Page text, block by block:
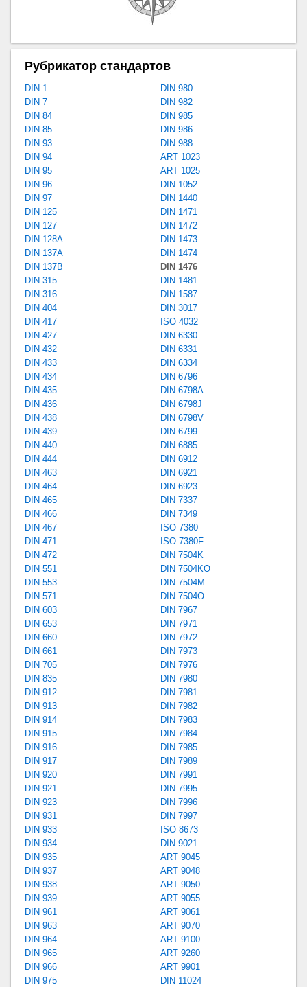
Рубрикатор стандартов
DIN 1
DIN 7
DIN 84
DIN 85
DIN 93
DIN 94
DIN 95
DIN 96
DIN 97
DIN 125
DIN 127
DIN 128A
DIN 137A
DIN 137B
DIN 315
DIN 316
DIN 404
DIN 417
DIN 427
DIN 432
DIN 433
DIN 434
DIN 435
DIN 436
DIN 438
DIN 439
DIN 440
DIN 444
DIN 463
DIN 464
DIN 465
DIN 466
DIN 467
DIN 471
DIN 472
DIN 551
DIN 553
DIN 571
DIN 603
DIN 653
DIN 660
DIN 661
DIN 705
DIN 835
DIN 912
DIN 913
DIN 914
DIN 915
DIN 916
DIN 917
DIN 920
DIN 921
DIN 923
DIN 931
DIN 933
DIN 934
DIN 935
DIN 937
DIN 938
DIN 939
DIN 961
DIN 963
DIN 964
DIN 965
DIN 966
DIN 975
DIN 980
DIN 982
DIN 985
DIN 986
DIN 988
ART 1023
ART 1025
DIN 1052
DIN 1440
DIN 1471
DIN 1472
DIN 1473
DIN 1474
DIN 1476
DIN 1481
DIN 1587
DIN 3017
ISO 4032
DIN 6330
DIN 6331
DIN 6334
DIN 6796
DIN 6798A
DIN 6798J
DIN 6798V
DIN 6799
DIN 6885
DIN 6912
DIN 6921
DIN 6923
DIN 7337
DIN 7349
ISO 7380
ISO 7380F
DIN 7504K
DIN 7504KO
DIN 7504M
DIN 7504O
DIN 7967
DIN 7971
DIN 7972
DIN 7973
DIN 7976
DIN 7980
DIN 7981
DIN 7982
DIN 7983
DIN 7984
DIN 7985
DIN 7989
DIN 7991
DIN 7995
DIN 7996
DIN 7997
ISO 8673
DIN 9021
ART 9045
ART 9048
ART 9050
ART 9055
ART 9061
ART 9070
ART 9100
ART 9260
ART 9901
DIN 11024